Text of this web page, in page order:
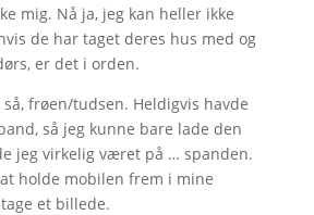
mig. Nå ja, jeg kan heller ikke
de har taget deres hus med og
er det i orden.
frøen/tudsen. Heldigvis havde
så jeg kunne bare lade den
jeg virkelig været på … spanden.
holde mobilen frem i mine
et billede.